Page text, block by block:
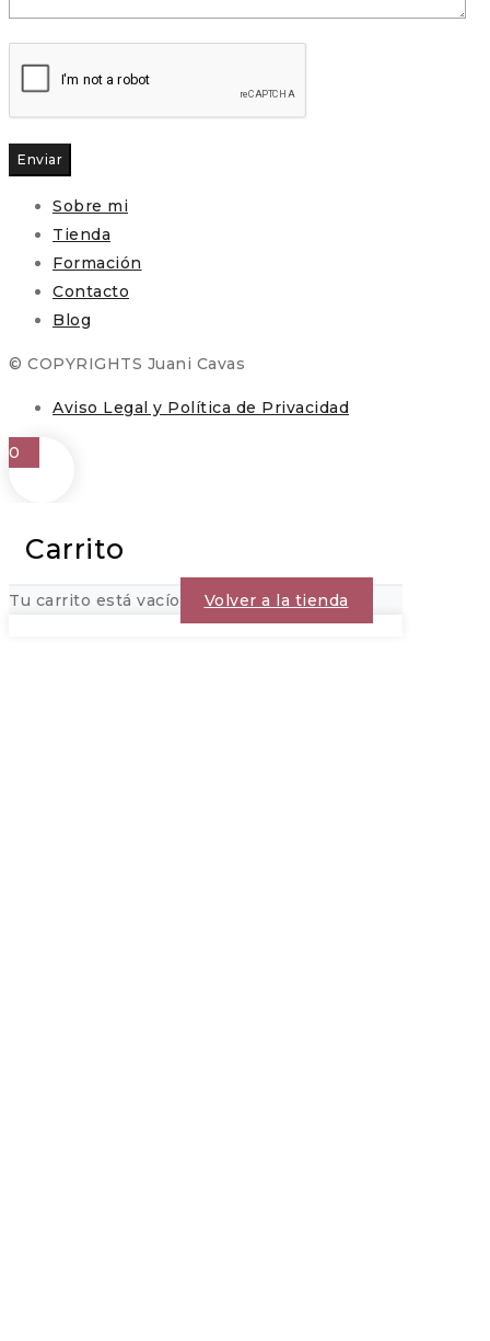
Enviar
Sobre mi
Tienda
Formación
Contacto
Blog
© COPYRIGHTS Juani Cavas
Aviso Legal y Política de Privacidad
0
Carrito
Tu carrito está vacío Volver a la tienda